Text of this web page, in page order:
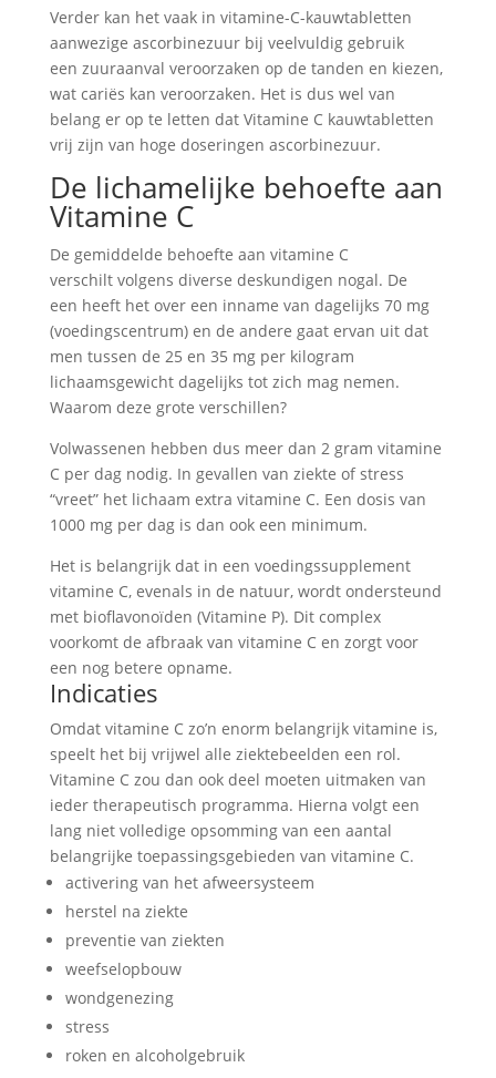
Verder kan het vaak in vitamine-C-kauwtabletten
aanwezige ascorbinezuur bij veelvuldig gebruik
een zuuraanval veroorzaken op de tanden en kiezen,
wat cariës kan veroorzaken. Het is dus wel van
belang er op te letten dat Vitamine C kauwtabletten
vrij zijn van hoge doseringen ascorbinezuur.
De lichamelijke behoefte aan
Vitamine C
De gemiddelde behoefte aan vitamine C
verschilt volgens diverse deskundigen nogal. De
een heeft het over een inname van dagelijks 70 mg
(voedingscentrum) en de andere gaat ervan uit dat
men tussen de 25 en 35 mg per kilogram
lichaamsgewicht dagelijks tot zich mag nemen.
Waarom deze grote verschillen?
Volwassenen hebben dus meer dan 2 gram vitamine
C per dag nodig. In gevallen van ziekte of stress
“vreet” het lichaam extra vitamine C. Een dosis van
1000 mg per dag is dan ook een minimum.
Het is belangrijk dat in een voedingssupplement
vitamine C, evenals in de natuur, wordt ondersteund
met bioflavonoïden (Vitamine P). Dit complex
voorkomt de afbraak van vitamine C en zorgt voor
een nog betere opname.
Indicaties
Omdat vitamine C zo’n enorm belangrijk vitamine is,
speelt het bij vrijwel alle ziektebeelden een rol.
Vitamine C zou dan ook deel moeten uitmaken van
ieder therapeutisch programma. Hierna volgt een
lang niet volledige opsomming van een aantal
belangrijke toepassingsgebieden van vitamine C.
activering van het afweersysteem
herstel na ziekte
preventie van ziekten
weefselopbouw
wondgenezing
stress
roken en alcoholgebruik